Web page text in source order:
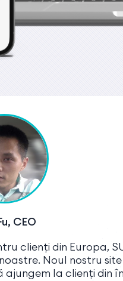
CEO
clienți din Europa,
Noul nostru
la clienți din